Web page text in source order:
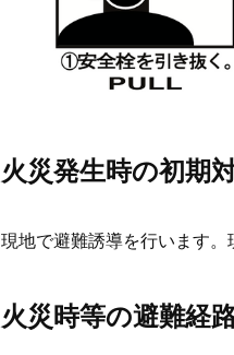
火災発生時の初期
現地で避難誘導を行います。
火災時等の避難経